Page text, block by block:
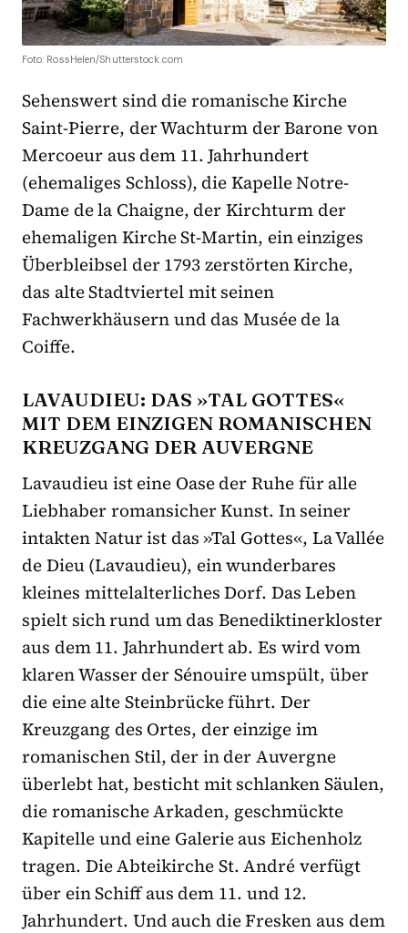
Foto: RossHelen/Shutterstock.com
Sehenswert sind die romanische Kirche
Saint-Pierre, der Wachturm der Barone von
Mercoeur aus dem 11. Jahrhundert
(ehemaliges Schloss), die Kapelle Notre-
Dame de la Chaigne, der Kirchturm der
ehemaligen Kirche St-Martin, ein einziges
Überbleibsel der 1793 zerstörten Kirche,
das alte Stadtviertel mit seinen
Fachwerkhäusern und das Musée de la
Coiffe.
LAVAUDIEU: DAS »TAL GOTTES«
MIT DEM EINZIGEN ROMANISCHEN
KREUZGANG DER AUVERGNE
Lavaudieu ist eine Oase der Ruhe für alle
Liebhaber romansicher Kunst. In seiner
intakten Natur ist das »Tal Gottes«, La Vallée
de Dieu (Lavaudieu), ein wunderbares
kleines mittelalterliches Dorf. Das Leben
spielt sich rund um das Benediktinerkloster
aus dem 11. Jahrhundert ab. Es wird vom
klaren Wasser der Sénouire umspült, über
die eine alte Steinbrücke führt. Der
Kreuzgang des Ortes, der einzige im
romanischen Stil, der in der Auvergne
überlebt hat, besticht mit schlanken Säulen,
die romanische Arkaden, geschmückte
Kapitelle und eine Galerie aus Eichenholz
tragen. Die Abteikirche St. André verfügt
über ein Schiff aus dem 11. und 12.
Jahrhundert. Und auch die Fresken aus dem